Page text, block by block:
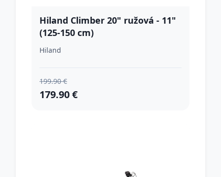
Hiland Climber 20" ružová - 11"
(125-150 cm)
Hiland
199.90 €
179.90 €